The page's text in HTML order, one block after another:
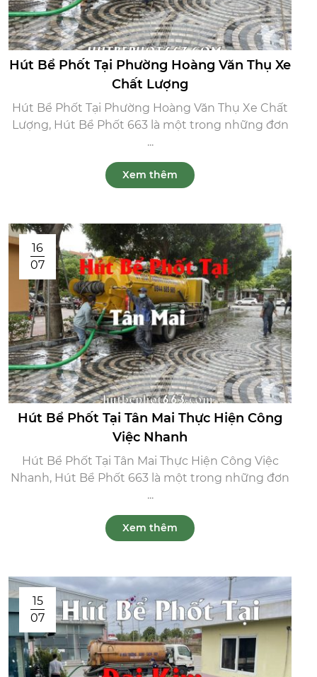
Hút Bể Phốt Tại Phường Hoàng Văn Thụ Xe
Chất Lượng
Hút Bể Phốt Tại Phường Hoàng Văn Thụ Xe Chất
Lượng, Hút Bể Phốt 663 là một trong những đơn
...
Xem thêm
16
07
Hút Bể Phốt Tại Tân Mai Thực Hiện Công
Việc Nhanh
Hút Bể Phốt Tại Tân Mai Thực Hiện Công Việc
Nhanh, Hút Bể Phốt 663 là một trong những đơn
...
Xem thêm
15
07